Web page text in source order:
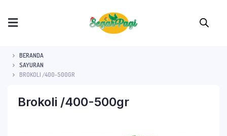
BERANDA
SAYURAN
BROKOLI /400-500GR
Brokoli /400-500gr